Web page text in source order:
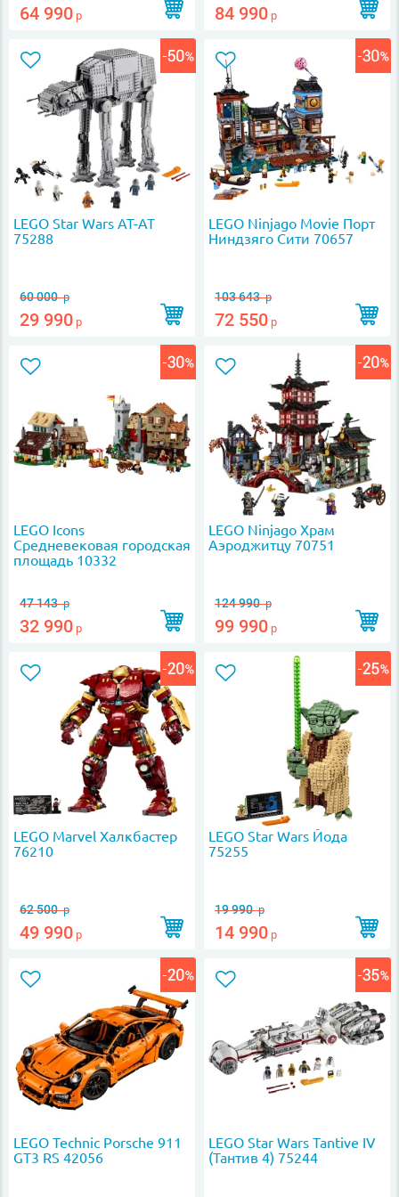
64 990 р 84 990 р
LEGO Star Wars AT-AT
75288
60 000р
29 990 р
LEGO Ninjago Movie Порт
Ниндзяго Сити 70657
103 643р
72 550 р
LEGO Icons
Средневековая городская
площадь 10332
47 143р
32 990 р
LEGO Ninjago Храм
Аэроджитцу 70751
124 990р
99 990 р
LEGO Marvel Халкбастер
76210
62 500р
49 990 р
LEGO Star Wars Йода
75255
19 990р
14 990 р
LEGO Technic Porsche 911
GT3 RS 42056
LEGO Star Wars Tantive IV
(Тантив 4) 75244